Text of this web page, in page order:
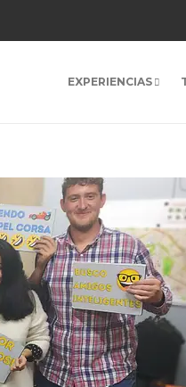
EXPERIENCIAS